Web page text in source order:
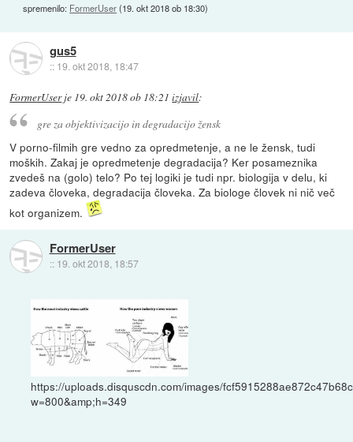
spremenilo: FormerUser(19. okt 2018 ob 18:30)
gus5
:: 19. okt 2018, 18:47
FormerUserje 19. okt 2018 ob 18:21 izjavil:
gre za objektivizacijo in degradacijo žensk
V porno-filmih gre vedno za opredmetenje, a ne le žensk, tudi
moških. Zakaj je opredmetenje degradacija? Ker posameznika
zvedeš na (golo) telo? Po tej logiki je tudi npr. biologija v delu, ki
zadeva človeka, degradacija človeka. Za biologe človek ni nič več
kot organizem.
FormerUser
:: 19. okt 2018, 18:57
https://uploads.disquscdn.com/images/
w=800&amp;h=349